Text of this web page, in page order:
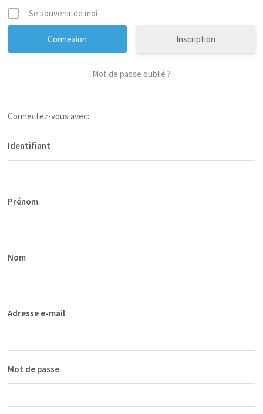
Se souvenir de moi
Inscription
Mot de passe oublié ?
Connectez-vous avec:
Identifiant
Prénom
Nom
Adresse e-mail
Mot de passe